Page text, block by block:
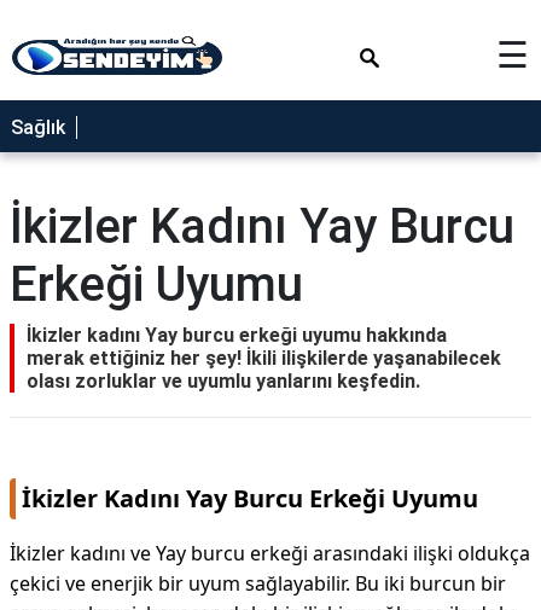
SAĞLIK
NEDİR
FAYDALARI
YEMEK
TARİFLERİ
TABİRLERİ
GEZİLECEK
YERLER
☰
Sağlık
İkizler Kadını Yay Burcu
Erkeği Uyumu
İkizler kadını Yay burcu erkeği uyumu hakkında
merak ettiğiniz her şey! İkili ilişkilerde yaşanabilecek
olası zorluklar ve uyumlu yanlarını keşfedin.
İkizler Kadını Yay Burcu Erkeği Uyumu
İkizler kadını ve Yay burcu erkeği arasındaki ilişki oldukça
çekici ve enerjik bir uyum sağlayabilir. Bu iki burcun bir